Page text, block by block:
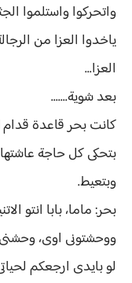
واتحركوا واستلموا
ياخدوا العزا من
العزا...
بعد شوية.......
كانت بحر قاعدة قدام
بتحكى كل حاجة
وبتعيط.
بحر: ماما، بابا انتو
ووحشتونى اوى،
لو بايدى ارجعكم